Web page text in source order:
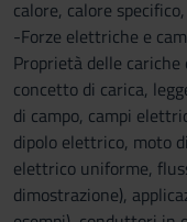
calore, calore specifico,
-Forze elettriche e
Proprietà delle
concetto di carica,
di campo, campi
dipolo elettrico, moto
elettrico uniforme,
dimostrazione),